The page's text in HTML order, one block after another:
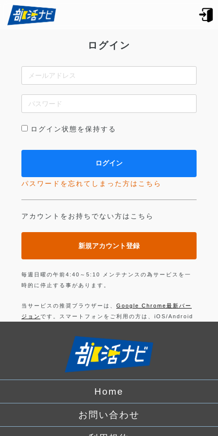
ログイン
ログイン状態を保持する
パスワードを忘れてしまった方はこちら
アカウントをお持ちでない方はこちら
新規アカウント登録
毎週日曜の午前4:40～5:10 メンテナンスの為サービスを一
時的に停止する事があります。
当サービスの推奨ブラウザーは、 Google Chrome最新バー
ジョン です。スマートフォンをご利用の方は、iOS/Android
上記以外のブラウザーでは正常に動作できない可能性があり
ますので、ご注意ください。
ログインすることにより、部活の利用規約
なります。
プライバシーポリシー をお読みください。
でログイン
Home
お問い合わせ